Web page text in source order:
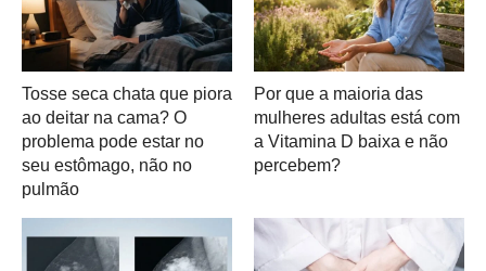
Tosse seca chata que piora
ao deitar na cama? O
problema pode estar no
seu estômago, não no
pulmão
Por que a maioria das
mulheres adultas está com
a Vitamina D baixa e não
percebem?